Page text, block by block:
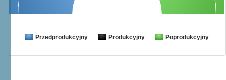
Przedprodukcyjny Produkcyjny Poprodukcyjny